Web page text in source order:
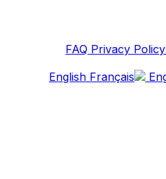
FAQ Privacy Policy